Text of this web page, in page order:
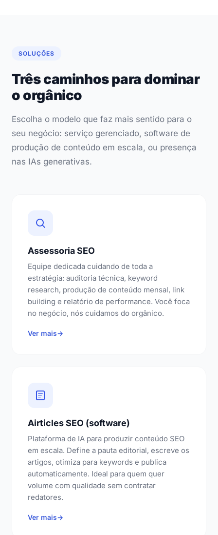
SOLUÇÕES
Três caminhos para dominar
o orgânico
Escolha o modelo que faz mais sentido para o
seu negócio: serviço gerenciado, software de
produção de conteúdo em escala, ou presença
nas IAs generativas.
Assessoria SEO
Equipe dedicada cuidando de toda a
estratégia: auditoria técnica, keyword
research, produção de conteúdo mensal, link
building e relatório de performance. Você foca
no negócio, nós cuidamos do orgânico.
Ver mais→
Airticles SEO (software)
Plataforma de IA para produzir conteúdo SEO
em escala. Define a pauta editorial, escreve os
artigos, otimiza para keywords e publica
automaticamente. Ideal para quem quer
volume com qualidade sem contratar
redatores.
Ver mais→